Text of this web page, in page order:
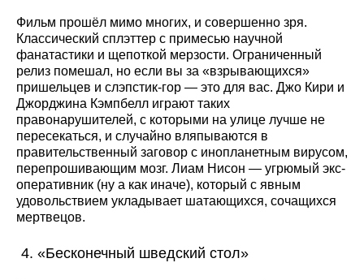
Фильм прошёл мимо многих, и совершенно зря.
Классический сплэттер с примесью научной
фанатастики и щепоткой мерзости. Ограниченный
релиз помешал, но если вы за «взрывающихся»
пришельцев и слэпстик-гор — это для вас. Джо Кири и
Джорджина Кэмпбелл играют таких
правонарушителей, с которыми на улице лучше не
пересекаться, и случайно вляпываются в
правительственный заговор с инопланетным вирусом,
перепрошивающим мозг. Лиам Нисон — угрюмый экс-
оперативник (ну а как иначе), который с явным
удовольствием укладывает шатающихся, сочащихся
мертвецов.
«Бесконечный шведский стол»